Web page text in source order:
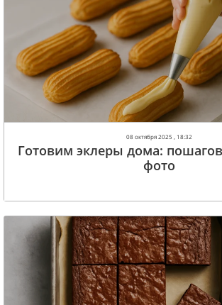
08 октября 2025 , 18:32
Готовим эклеры дома:
фото